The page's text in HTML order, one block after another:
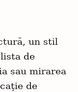
un stil
de
sau mirarea
de